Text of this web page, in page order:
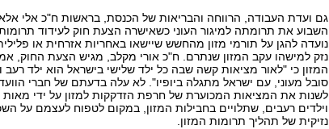
גם ועדת העבודה, הרווחה והבריאות של הכנסת, בראשות ח"כ אלי
השבוע את תרומתה למיגור העוני כשאישרה הצעת חוק לעידוד
נועדה להגן על תורמי מזון מהחשש שיישאו באחריות אזרחית או
נזק למישהו עקב המזון שנתרם. ח"כ אורי מקלב, מגיש הצעת החוק,
המזון כי "לאור מציאות קשה שבה כל ילד שלישי בישראל הוא ילד רעב
סובל מעוני, עם ישראל מתגלה ביופיו". לא עלה בדעתם של חברי
לשנות את המציאות המכוערת של חרפת הזדקקות למזון על ידי מאות
וילדים רעבים, שתלויים בחבילות המזון, במקום לטפוח לעצמם על
נזיקית של תהליך תרומות המזון.